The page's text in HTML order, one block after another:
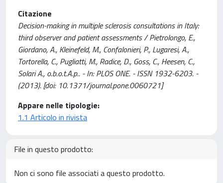
Citazione
Decision-making in multiple sclerosis consultations in Italy:
third observer and patient assessments / Pietrolongo, E.,
Giordano, A., Kleinefeld, M., Confalonieri, P., Lugaresi, A.,
Tortorella, C., Pugliatti, M., Radice, D., Goss, C., Heesen, C.,
Solari A., o.b.o.t.A.p.. - In: PLOS ONE. - ISSN 1932-6203. -
(2013). [doi: 10.1371/journal.pone.0060721]
Appare nelle tipologie:
1.1 Articolo in rivista
File in questo prodotto:
Non ci sono file associati a questo prodotto.